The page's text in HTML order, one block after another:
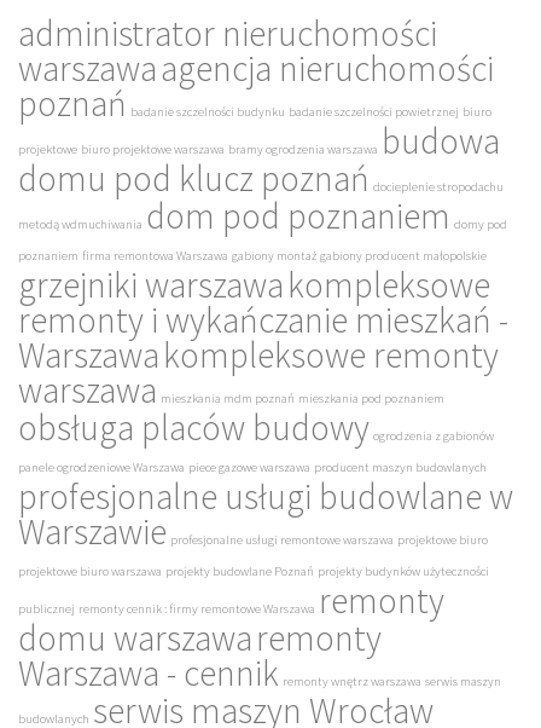
administrator nieruchomości
warszawaagencja nieruchomości
poznań badanie szczelności budynku badanie szczelności powietrznej biuro
projektowe biuro projektowe warszawa bramy ogrodzenia warszawa budowa
domu pod klucz poznań docieplenie stropodachu
metodą wdmuchiwania dom pod poznaniem domy pod
poznaniem firma remontowa Warszawa gabiony montaż gabiony producent małopolskie
grzejniki warszawakompleksowe
remonty i wykańczanie mieszkań -
Warszawakompleksowe remonty
warszawa mieszkania mdm poznań mieszkania pod poznaniem
obsługa placów budowy ogrodzenia z gabionów
panele ogrodzeniowe Warszawa piece gazowe warszawa producent maszyn budowlanych
profesjonalne usługi budowlane w
Warszawie profesjonalne usługi remontowe warszawa projektowe biuro
projektowe biuro warszawa projekty budowlane Poznań projekty budynków użyteczności
publicznej remonty cennik : firmy remontowe Warszawa remonty
domu warszawaremonty
Warszawa - cennik remonty wnętrz warszawa serwis maszyn
budowlanych serwis maszyn Wrocław